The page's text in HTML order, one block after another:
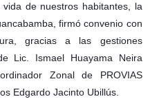
de nuestros habitantes, la
firmó convenio con
gracias a las gestiones
Lic. Ismael Huayama Neira
Zonal de PROVIAS
Edgardo Jacinto Ubillús.